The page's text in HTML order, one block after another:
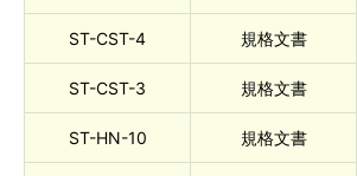
ST-CST-4 規格文書
ST-CST-3 規格文書
ST-HN-10 規格文書